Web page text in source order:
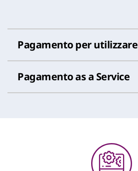
Pagamento per utilizzare
Pagamento as a Service